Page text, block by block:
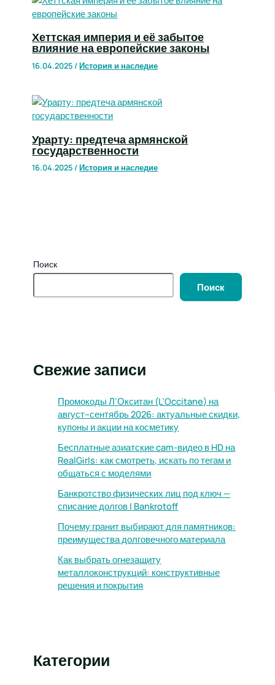
Хеттская империя и её забытое
влияние на европейские законы
16.04.2025/История и наследие
Урарту: предтеча армянской
государственности
16.04.2025/История и наследие
Поиск
Поиск
Свежие записи
Промокоды Л’Окситан (L’Occitane) на
август–сентябрь 2026: актуальные скидки,
купоны и акции на косметику
Бесплатные азиатские cam-видео в HD на
RealGirls: как смотреть, искать по тегам и
общаться с моделями
Банкротство физических лиц под ключ —
списание долгов | Bankrotoff
Почему гранит выбирают для памятников:
преимущества долговечного материала
Как выбрать огнезащиту
металлоконструкций: конструктивные
решения и покрытия
Категории